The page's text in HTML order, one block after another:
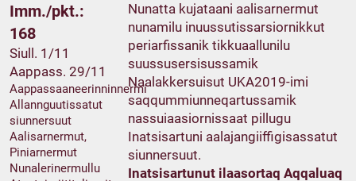
Imm./pkt.:
168
Siull. 1/11
Aappass. 29/11
Aappassaaneerinninnermi
Allannguutissatut
siunnersuut
Aalisarnermut,
Piniarnermut
Nunalerinermullu
Nunatta kujataani aalisarnermut
nunamilu inuussutissarsiornikkut
periarfissanik tikkuaallunilu
suussusersisussamik
Naalakkersuisut UKA2019-imi
saqqummiunneqartussamik
nassuiaasiornissaat pillugu
Inatsisartuni aalajangiiffigisassatut
siunnersuut.
Inatsisartunut ilaasortaq Aqqaluaq